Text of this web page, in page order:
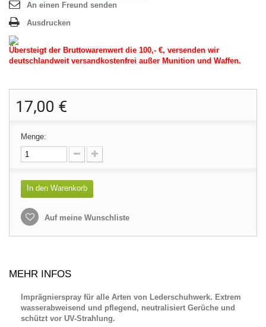
An einen Freund senden
Ausdrucken
Übersteigt der Bruttowarenwert die 100,- €, versenden wir
deutschlandweit versandkostenfrei außer Munition und Waffen.
17,00 €
Menge:
In den Warenkorb
Auf meine Wunschliste
MEHR INFOS
Imprägnierspray für alle Arten von Lederschuhwerk. Extrem
wasserabweisend und pflegend, neutralisiert Gerüche und
schützt vor UV-Strahlung.